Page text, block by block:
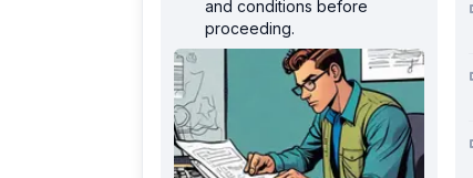
and conditions before
proceeding.